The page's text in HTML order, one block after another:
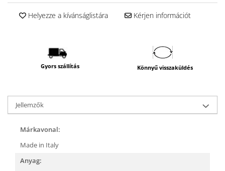
Helyezze a kívánságlistára Kérjen információt
Gyors szállítás Könnyű visszaküldés
Jellemzők
Márkavonal:
Made in Italy
Anyag: